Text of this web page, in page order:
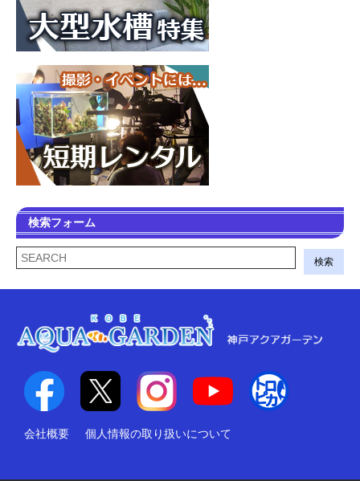
検索フォーム
検索
会社概要 個人情報の取り扱いについて